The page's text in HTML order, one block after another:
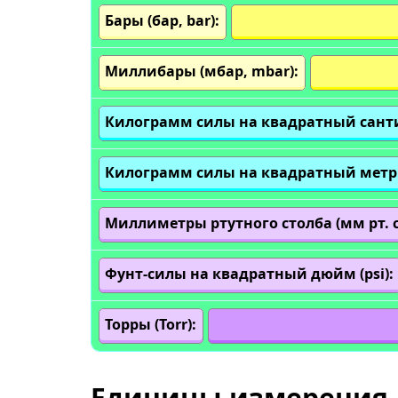
Бары (бар, bar):
Миллибары (мбар, mbar):
Килограмм силы на квадратный
Килограмм силы на квадратный метр
Миллиметры ртутного столба (мм рт.
Фунт-силы на квадратный дюйм (psi):
Торры (Torr):